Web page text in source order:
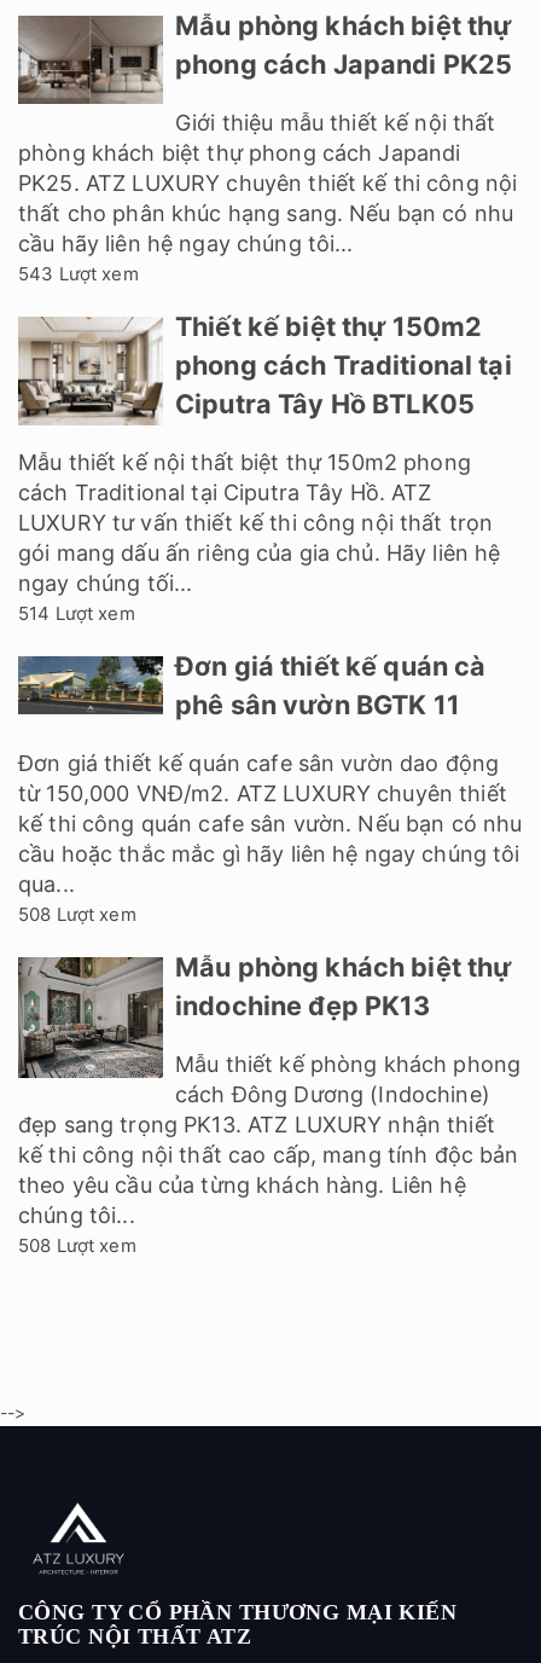
Mẫu phòng khách biệt thự
phong cách Japandi PK25
Giới thiệu mẫu thiết kế nội thất
phòng khách biệt thự phong cách Japandi
PK25. ATZ LUXURY chuyên thiết kế thi công nội
thất cho phân khúc hạng sang. Nếu bạn có nhu
cầu hãy liên hệ ngay chúng tôi...
543 Lượt xem
Thiết kế biệt thự 150m2
phong cách Traditional tại
Ciputra Tây Hồ BTLK05
Mẫu thiết kế nội thất biệt thự 150m2 phong
cách Traditional tại Ciputra Tây Hồ. ATZ
LUXURY tư vấn thiết kế thi công nội thất trọn
gói mang dấu ấn riêng của gia chủ. Hãy liên hệ
ngay chúng tối...
514 Lượt xem
Đơn giá thiết kế quán cà
phê sân vườn BGTK 11
Đơn giá thiết kế quán cafe sân vườn dao động
từ 150,000 VNĐ/m2. ATZ LUXURY chuyên thiết
kế thi công quán cafe sân vườn. Nếu bạn có nhu
cầu hoặc thắc mắc gì hãy liên hệ ngay chúng tôi
qua...
508 Lượt xem
Mẫu phòng khách biệt thự
indochine đẹp PK13
Mẫu thiết kế phòng khách phong
cách Đông Dương (Indochine)
đẹp sang trọng PK13. ATZ LUXURY nhận thiết
kế thi công nội thất cao cấp, mang tính độc bản
theo yêu cầu của từng khách hàng. Liên hệ
chúng tôi...
508 Lượt xem
-->
CÔNG TY CỔ PHẦN THƯƠNG MẠI KIẾN
TRÚC NỘI THẤT ATZ